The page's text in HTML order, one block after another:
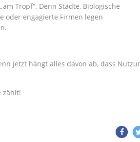
Tropf“. Denn Städte, Biologische
oder engagierte Firmen legen
jetzt hängt alles davon ab, dass
zählt!